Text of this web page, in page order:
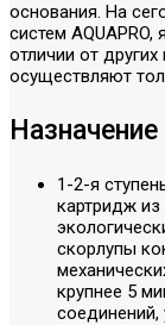
основания. На
систем
отличии от
осуществляют
1-2-я
картридж из
скорлупы
крупнее 5
соединений,